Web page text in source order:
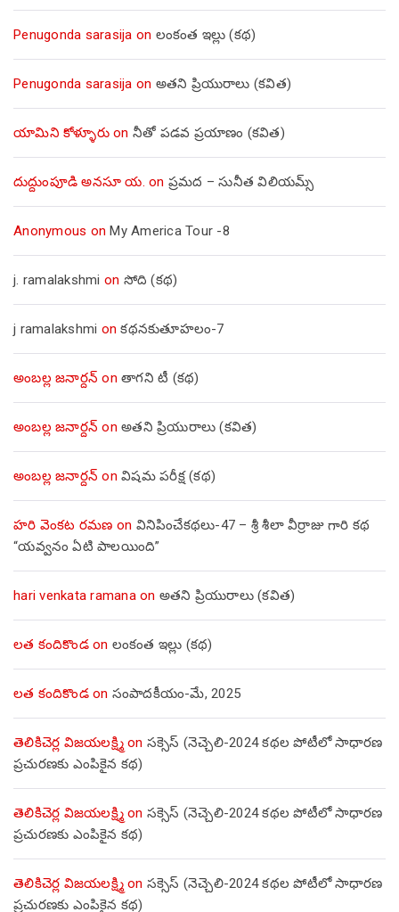
Penugonda sarasija on లంకంత ఇల్లు (కథ)
Penugonda sarasija on అతని ప్రియురాలు (కవిత)
యామిని కోళ్ళూరుon నీతో పడవ ప్రయాణం (కవిత)
దుద్దుంపూడి అనసూ య. on ప్రమద – సునీత విలియమ్స్
Anonymous onMy America Tour -8
j. ramalakshmi on సోది (కథ)
j ramalakshmi onకథనకుతూహలం-7
అంబల్ల జనార్దన్ on తాగని టీ (కథ)
అంబల్ల జనార్దన్ on అతని ప్రియురాలు (కవిత)
అంబల్ల జనార్దన్ on విషమ పరీక్ష (క‌థ‌)
హరి వెంకట రమణ on వినిపించేకథలు-47 – శ్రీ శీలా వీర్రాజు గారి కథ
“యవ్వనం ఏటి పాలయింది”
hari venkata ramanaon అతని ప్రియురాలు (కవిత)
లత కందికొండon లంకంత ఇల్లు (కథ)
లత కందికొండon సంపాదకీయం-మే, 2025
తెలికిచెర్ల విజయలక్ష్మిon సక్సెస్ (నెచ్చెలి-2024 కథల పోటీలో సాధారణ
ప్రచురణకు ఎంపికైన కథ)
తెలికిచెర్ల విజయలక్ష్మిon సక్సెస్ (నెచ్చెలి-2024 కథల పోటీలో సాధారణ
ప్రచురణకు ఎంపికైన కథ)
తెలికిచెర్ల విజయలక్ష్మిon సక్సెస్ (నెచ్చెలి-2024 కథల పోటీలో సాధారణ
ప్రచురణకు ఎంపికైన కథ)